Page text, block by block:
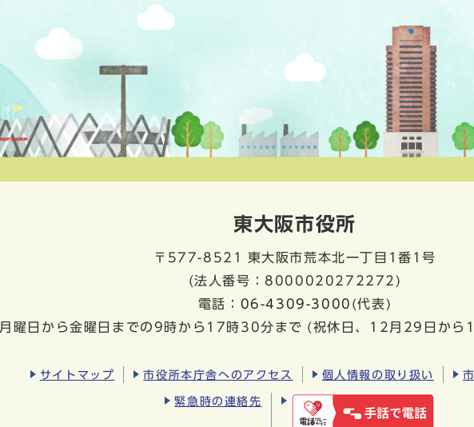
東大阪市役所
〒577-8521
東大阪市荒本北一丁目1番1号
(法人番号：8000020272272)
電話： 06-4309-3000 (代表)
月曜日から金曜日までの9時から17時30分まで (祝休日、12月29日から
サイトマップ 市役所本庁舎へのアクセス 個人情報の取り扱い
緊急時の連絡先